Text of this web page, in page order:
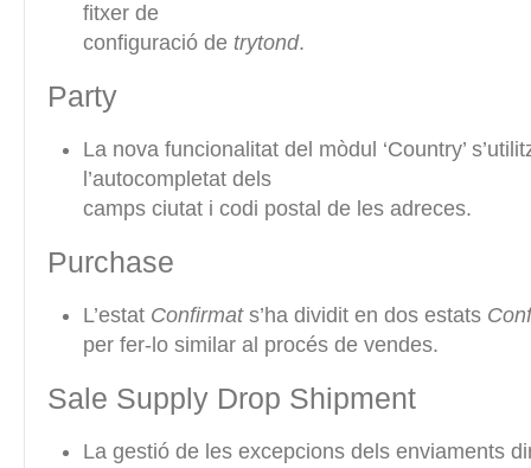
fitxer de
configuració de trytond.
Party
La nova funcionalitat del mòdul ‘Country’
l’autocompletat dels
camps ciutat i codi postal de les adreces.
Purchase
L’estat Confirmats’ha dividit en dos estats
per fer-lo similar al procés de vendes.
Sale Supply Drop Shipment
La gestió de les excepcions dels enviaments